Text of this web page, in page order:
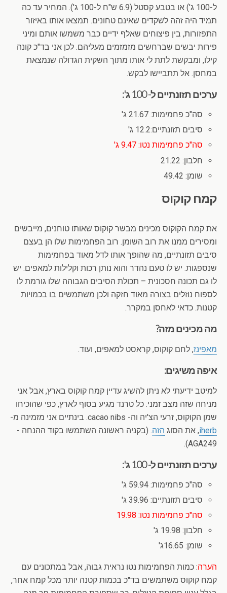
ל-100 ג') או בטבע קסטל (6.9 ש"ח ל-100 ג'). המחיר עד כה
תמיד היה זהה לשקדים שאינם טחונים. תמצאו אותו באיזור
התפזורות, בין פיצוחים שאלף ידיים כבר משמשו אותם ומיני
פירות יבשים שברחשים מזמזמים מעליהם. לכן אני בד"כ קונה
קילו, ומבקשת לתת לי אותו מתוך השקית הגדולה שנמצאת
במחסן. אל תתביישו לבקש.
ערכים תזונתיים ל- 100 ג':
סה"כ פחמימות: 21.67 ג'
סיבים תזונתיים:12.2 ג'
סה"כ פחמימות נטו: 9.47 ג'
חלבון: 21.22
שומן: 49.42
קמח קוקוס
את קמח הקוקוס מכינים מבשר קוקוס שאותו טוחנים, מייבשים
ומסירים ממנו את רוב השומן. רוב הפחמימות שלו הן בעצם
סיבים תזונתיים, מה שהופך אותו לדל מאוד בפחמימות
שנספגות. יש לו טעם נהדר והוא נותן רכות וקלילות למאפים. יש
לו גם תכונה חסכונית – תכולת הסיבים הגבוהה שלו גורמת לו
לספוח נוזלים בצורה מאוד חזקה ולכן משתמשים בו בכמויות
קטנות. כדאי לאחסן במקרר.
מה מכינים מזה?
מאפינז, לחם קוקוס, קראסט למאפים, ועוד.
איפה משיגים:
למיטב ידיעתי לא ניתן להשיג עדיין קמח קוקוס בארץ, אבל אני
מניחה שזה מצב זמני. כל טרנד מגיע בסוף לארץ, כפי שהוכיחו
שמן הקוקוס, זרעי הצ'יה וה- cacao nibs. בינתיים אני מזמינה מ-
iherb, את הסוג הזה. (בקניה ראשונה השתמשו בקוד ההנחה -
AGA249).
ערכים תזונתיים ל- 100 ג':
סה"כ פחמימות: 59.94 ג'
סיבים תזונתיים: 39.96 ג'
סה"כ פחמימות נטו: 19.98
חלבון: 19.98 ג'
שומן: 16.65ג'
הערה: כמות הפחמימות נטו נראית גבוה, אבל במתכונים עם
קמח קוקוס משתמשים בד"כ בכמות קטנה יותר מכל קמח אחר,